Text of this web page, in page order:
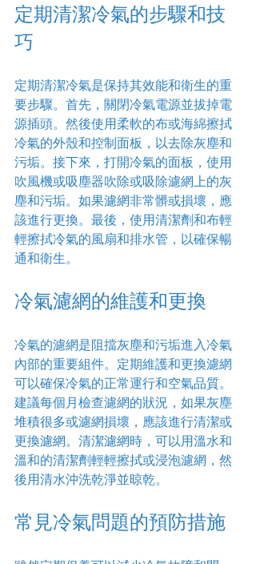
定期清潔冷氣的步驟和技
巧
定期清潔冷氣是保持其效能和衛生的重
要步驟。首先，關閉冷氣電源並拔掉電
源插頭。然後使用柔軟的布或海綿擦拭
冷氣的外殼和控制面板，以去除灰塵和
污垢。接下來，打開冷氣的面板，使用
吹風機或吸塵器吹除或吸除濾網上的灰
塵和污垢。如果濾網非常髒或損壞，應
該進行更換。最後，使用清潔劑和布輕
輕擦拭冷氣的風扇和排水管，以確保暢
通和衛生。
冷氣濾網的維護和更換
冷氣的濾網是阻擋灰塵和污垢進入冷氣
內部的重要組件。定期維護和更換濾網
可以確保冷氣的正常運行和空氣品質。
建議每個月檢查濾網的狀況，如果灰塵
堆積很多或濾網損壞，應該進行清潔或
更換濾網。清潔濾網時，可以用溫水和
溫和的清潔劑輕輕擦拭或浸泡濾網，然
後用清水沖洗乾淨並晾乾。
常見冷氣問題的預防措施